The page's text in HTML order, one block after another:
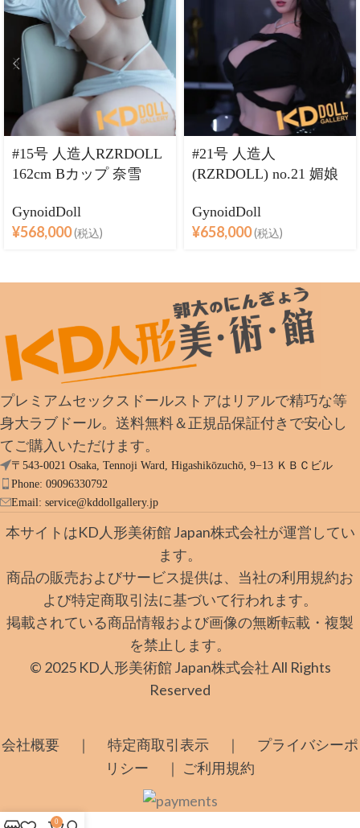
#15号 人造人RZRDOLL
162cm Bカップ 奈雪
大 フルシリコン製ラブ
ドール
GynoidDoll
¥568,000(税込)
#21号 人造人
(RZRDOLL) no.21 媚娘
Eカップ 口開閉機能選
択可能 フルシリコン製
GynoidDoll
¥658,000(税込)
プレミアムセックスドールストアはリアルで精巧な等
身大ラブドール。送料無料＆正規品保証付きで安心し
てご購入いただけます。
〒543-0021 Osaka, Tennoji Ward, Higashikōzuchō, 9−13 ＫＢＣビル
Phone: 09096330792
Email: service@kddollgallery.jp
本サイトはKD人形美術館 Japan株式会社が運営してい
ます。
商品の販売およびサービス提供は、当社の利用規約お
よび特定商取引法に基づいて行われます。
掲載されている商品情報および画像の無断転載・複製
を禁止します。
© 2025 KD人形美術館 Japan株式会社 All Rights
Reserved
会社概要 ｜ 特定商取引表示 ｜ プライバシーポ
リシー ｜ ご利用規約
0